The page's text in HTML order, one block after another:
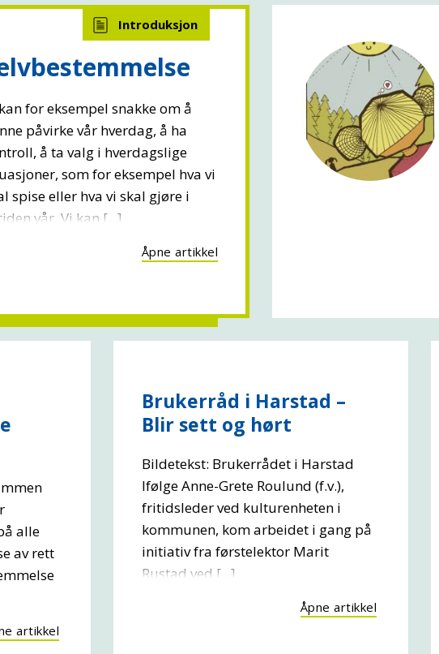
for eksempel snakke om å
påvirke vår hverdag, å ha
å ta valg i hverdagslige
som for eksempel hva vi
spise eller hva vi skal gjøre i
vår. Vi kan [...]
Åpne artikkel
alle
av rett
artikkel
Brukerråd i Harstad –
Blir sett og hørt
Bildetekst: Brukerrådet i Harstad
Ifølge Anne-Grete Roulund (f.v.),
fritidsleder ved kulturenheten i
kommunen, kom arbeidet i gang på
initiativ fra førstelektor Marit
Rustad ved [...]
Åpne artikkel